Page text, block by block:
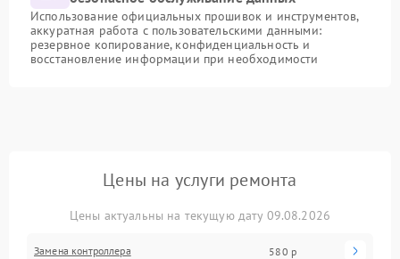
Использование официальных прошивок и инструментов,
аккуратная работа с пользовательскими данными:
резервное копирование, конфиденциальность и
восстановление информации при необходимости
Цены на услуги ремонта
Цены актуальны на текущую дату 09.08.2026
Замена контроллера 580 р